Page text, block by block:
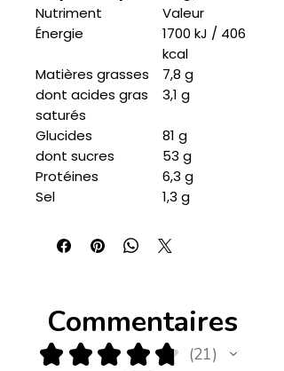
Nutriment
Valeur
Énergie
1700 kJ / 406
kcal
Matières grasses
7,8 g
dont acides gras
saturés
3,1 g
Glucides
81 g
dont sucres
53 g
Protéines
6,3 g
Sel
1,3 g
Commentaires
★ ★ ★ ★ ★ 21
21